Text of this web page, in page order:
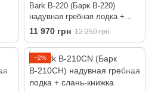
Bark B-220 (Барк В-220)
надувная гребная лодка +
слань-книжка
11 970 грн 12 250 грн
−2%